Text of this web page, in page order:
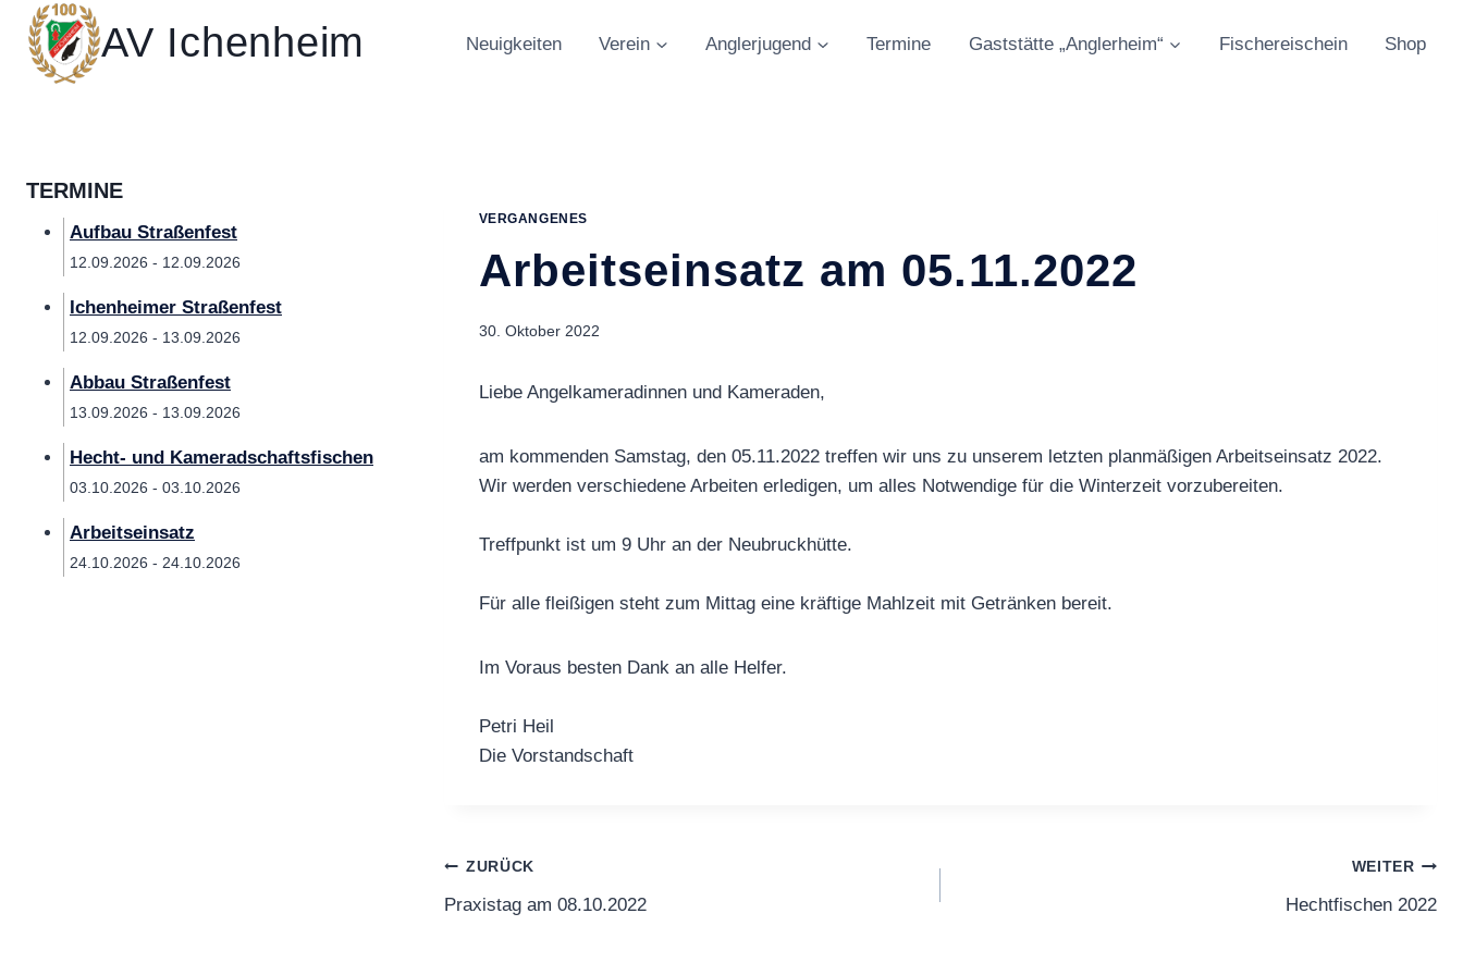
Zum
Inhalt
springen
AV Ichenheim Neuigkeiten Verein Anglerjugend Termine Gaststätte „Anglerheim“ Fischereischein Shop
VERGANGENES
Arbeitseinsatz am 05.11.2022
30. Oktober 2022
Liebe Angelkameradinnen und Kameraden,
am kommenden Samstag, den 05.11.2022 treffen wir uns zu unserem letzten planmäßigen Arbeitseinsatz 2022.
Wir werden verschiedene Arbeiten erledigen, um alles Notwendige für die Winterzeit vorzubereiten.
Treffpunkt ist um 9 Uhr an der Neubruckhütte.
Für alle fleißigen steht zum Mittag eine kräftige Mahlzeit mit Getränken bereit.
Im Voraus besten Dank an alle Helfer.
Petri Heil
Die Vorstandschaft
Beitragsnavigation
ZURÜCK
Praxistag am 08.10.2022
WEITER
Hechtfischen 2022
TERMINE
Aufbau Straßenfest
12.09.2026 - 12.09.2026
Ichenheimer Straßenfest
12.09.2026 - 13.09.2026
Abbau Straßenfest
13.09.2026 - 13.09.2026
Hecht- und Kameradschaftsfischen
03.10.2026 - 03.10.2026
Arbeitseinsatz
24.10.2026 - 24.10.2026